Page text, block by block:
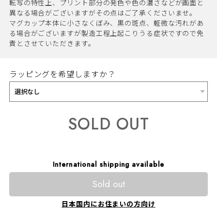
転写の特性上、プリント部分の発色や色の濃さなどが画面と
異なる場合がございますがその点はご了承くださいませ。
マグカップ本体に小さなくぼみ、黒の斑点、軽微な汚れがあ
る場合がございますが製造工程上起こりうる症状ですので免
責とさせていただきます。
ラッピングを希望しますか？
SOLD OUT
International shipping available
Sold out
日本国内にお住まいの方向け